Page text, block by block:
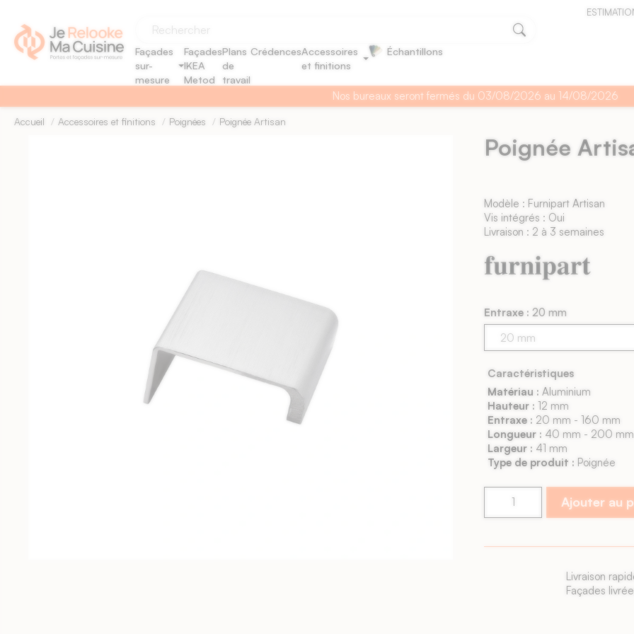
Façades
sur-
mesure
Façades
IKEA
Metod
Plans
de
travail
CrédencesAccessoires
et finitions
Échantillons
Nos bureaux seront fermés du 03/08/2026 au 14/08/2026
Accueil Accessoires et finitions Poignées Poignée Artisan
Poignée
Modèle : Furnipart Artisan
Vis intégrés : Oui
Livraison : 2 à 3 semaines
Entraxe : 20 mm
Caractéristiques
Matériau : Aluminium
Hauteur : 12 mm
Entraxe : 20 mm - 160 mm
Longueur : 40 mm - 200 mm
Largeur : 41 mm
Type de produit : Poignée
Ajouter au
Livraison rapide
Façades livrées sous 6